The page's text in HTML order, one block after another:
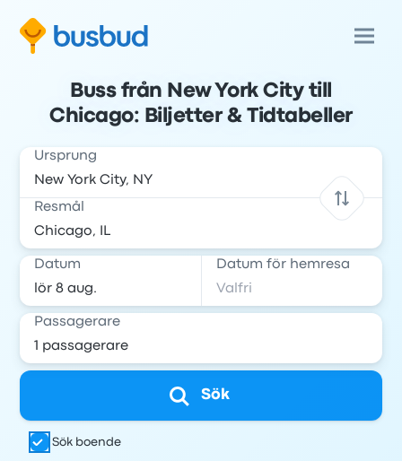
Buss från New York City till
Chicago: Biljetter & Tidtabeller
Ursprung
Resmål
Datum Datum för hemresa
Passagerare
Sök
Sök boende